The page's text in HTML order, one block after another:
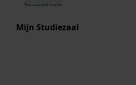
Inventaris
Mijn Studiezaal